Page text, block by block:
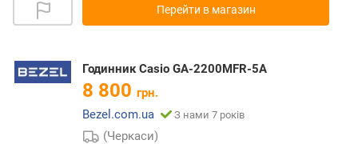
Перейти в магазин
Годинник Casio GA-2200MFR-5A
8 800 грн.
Bezel.com.ua
З нами 7 років
(Черкаси)